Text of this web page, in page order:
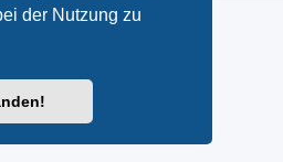
der Nutzung zu